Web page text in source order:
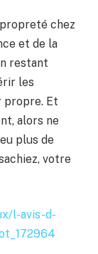
chez
et de la
restant
les
propre. Et
alors ne
plus de
votre
l-avis-d-